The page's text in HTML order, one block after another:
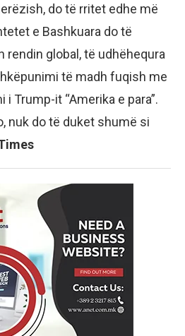
do të rritet edhe më
e Bashkuara do të
global, të udhëhequra
të madh fuqish me
i Trump-it “Amerika e para”.
nuk do të duket shumë si